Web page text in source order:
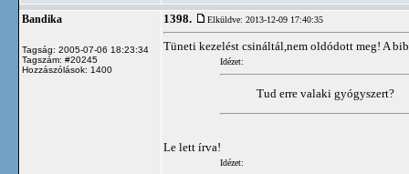
Bandika
Tagság: 2005-07-06 18:23:34
Tagszám: #20245
Hozzászólások: 1400
1398. Elküldve: 2013-12-09 17:40:35
Tüneti kezelést csináltál,nem oldódott meg! A
Idézet:
Tud erre valaki gyógyszert?
Le lett írva!
Idézet: